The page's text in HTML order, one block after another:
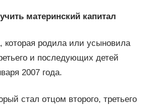
материнский капитал
которая родила или усыновила
и последующих детей
2007 года.
стал отцом второго, третьего